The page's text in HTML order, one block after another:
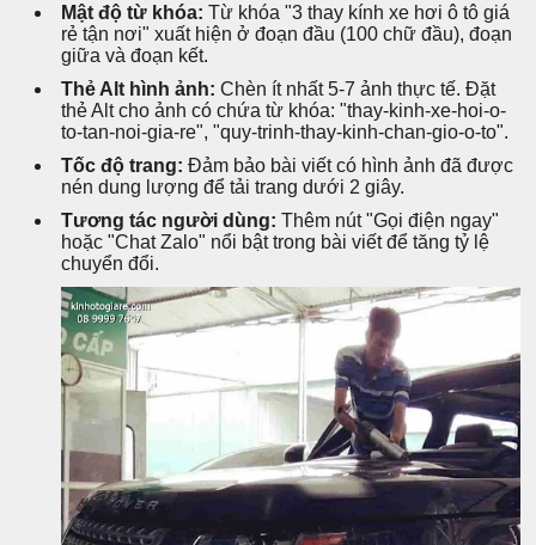
Mật độ từ khóa: Từ khóa "3 thay kính xe hơi ô tô giá
rẻ tận nơi" xuất hiện ở đoạn đầu (100 chữ đầu), đoạn
giữa và đoạn kết.
Thẻ Alt hình ảnh: Chèn ít nhất 5-7 ảnh thực tế. Đặt
thẻ Alt cho ảnh có chứa từ khóa: "thay-kinh-xe-hoi-o-
to-tan-noi-gia-re", "quy-trinh-thay-kinh-chan-gio-o-to".
Tốc độ trang: Đảm bảo bài viết có hình ảnh đã được
nén dung lượng để tải trang dưới 2 giây.
Tương tác người dùng: Thêm nút "Gọi điện ngay"
hoặc "Chat Zalo" nổi bật trong bài viết để tăng tỷ lệ
chuyển đổi.